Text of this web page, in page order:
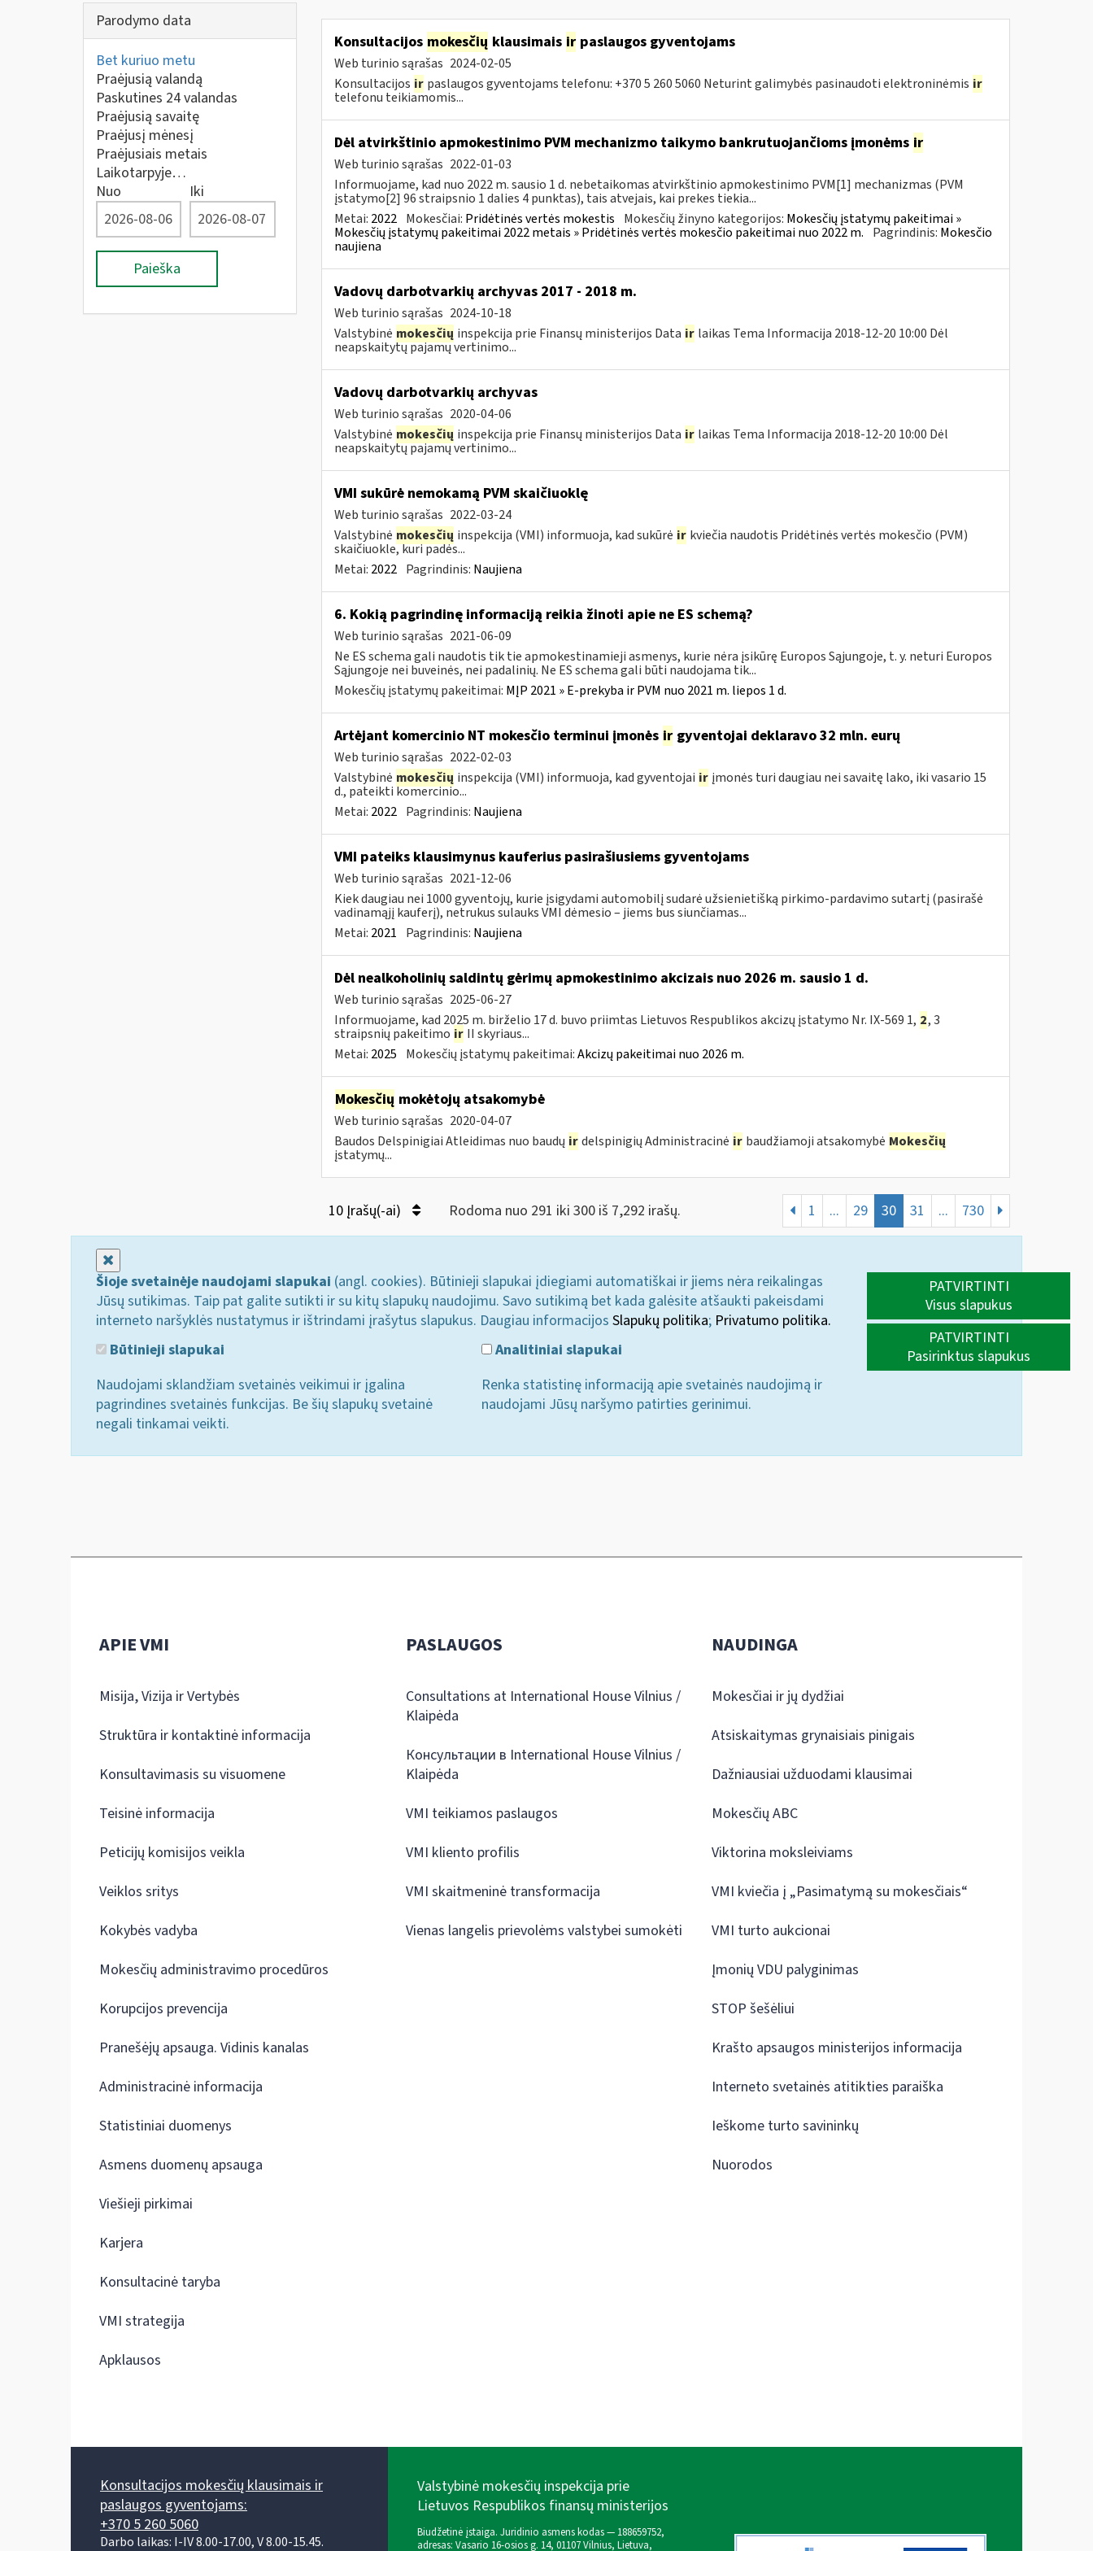
Parodymo data
Bet kuriuo metu
Praėjusią valandą
Paskutines 24 valandas
Praėjusią savaitę
Praėjusį mėnesį
Praėjusiais metais
Laikotarpyje…
Nuo
Iki
Paieška
Konsultacijos mokesčių klausimais irpaslaugos gyventojams
Web turinio sąrašas 2024-02-05
Konsultacijos ir paslaugos gyventojams telefonu: +370 5 260 5060 Neturint galimybės pasinaudoti elektroninėmis ir
telefonu teikiamomis...
Dėl atvirkštinio apmokestinimo PVM mechanizmo taikymo bankrutuojančioms įmonėms ir
Web turinio sąrašas 2022-01-03
Informuojame, kad nuo 2022 m. sausio 1 d. nebetaikomas atvirkštinio apmokestinimo PVM[1] mechanizmas (PVM
įstatymo[2] 96 straipsnio 1 dalies 4 punktas), tais atvejais, kai prekes tiekia...
Metai: 2022 Mokesčiai: Pridėtinės vertės mokestis Mokesčių žinyno kategorijos: Mokesčių įstatymų pakeitimai »
Mokesčių įstatymų pakeitimai 2022 metais » Pridėtinės vertės mokesčio pakeitimai nuo 2022 m. Pagrindinis: Mokesčio
naujiena
Vadovų darbotvarkių archyvas 2017 - 2018 m.
Web turinio sąrašas 2024-10-18
Valstybinė mokesčių inspekcija prie Finansų ministerijos Data ir laikas Tema Informacija 2018-12-20 10:00 Dėl
neapskaitytų pajamų vertinimo...
Vadovų darbotvarkių archyvas
Web turinio sąrašas 2020-04-06
Valstybinė mokesčių inspekcija prie Finansų ministerijos Data ir laikas Tema Informacija 2018-12-20 10:00 Dėl
neapskaitytų pajamų vertinimo...
VMI sukūrė nemokamą PVM skaičiuoklę
Web turinio sąrašas 2022-03-24
Valstybinė mokesčių inspekcija (VMI) informuoja, kad sukūrė ir kviečia naudotis Pridėtinės vertės mokesčio (PVM)
skaičiuokle, kuri padės...
Metai: 2022 Pagrindinis: Naujiena
6. Kokią pagrindinę informaciją reikia žinoti apie ne ES schemą?
Web turinio sąrašas 2021-06-09
Ne ES schema gali naudotis tik tie apmokestinamieji asmenys, kurie nėra įsikūrę Europos Sąjungoje, t. y. neturi Europos
Sąjungoje nei buveinės, nei padalinių. Ne ES schema gali būti naudojama tik...
Mokesčių įstatymų pakeitimai: MĮP 2021 » E-prekyba ir PVM nuo 2021 m. liepos 1 d.
Artėjant komercinio NT mokesčio terminui įmonės irgyventojai deklaravo 32 mln. eurų
Web turinio sąrašas 2022-02-03
Valstybinė mokesčių inspekcija (VMI) informuoja, kad gyventojai ir įmonės turi daugiau nei savaitę lako, iki vasario 15
d., pateikti komercinio...
Metai: 2022 Pagrindinis: Naujiena
VMI pateiks klausimynus kauferius pasirašiusiems gyventojams
Web turinio sąrašas 2021-12-06
Kiek daugiau nei 1000 gyventojų, kurie įsigydami automobilį sudarė užsienietišką pirkimo-pardavimo sutartį (pasirašė
vadinamąjį kauferį), netrukus sulauks VMI dėmesio – jiems bus siunčiamas...
Metai: 2021 Pagrindinis: Naujiena
Dėl nealkoholinių saldintų gėrimų apmokestinimo akcizais nuo 2026 m. sausio 1 d.
Web turinio sąrašas 2025-06-27
Informuojame, kad 2025 m. birželio 17 d. buvo priimtas Lietuvos Respublikos akcizų įstatymo Nr. IX-569 1, 2, 3
straipsnių pakeitimo ir II skyriaus...
Metai: 2025 Mokesčių įstatymų pakeitimai:Akcizų pakeitimai nuo 2026 m.
Mokesčių mokėtojų atsakomybė
Web turinio sąrašas 2020-04-07
Baudos Delspinigiai Atleidimas nuo baudų ir delspinigių Administracinė ir baudžiamoji atsakomybė Mokesčių
įstatymų...
10 Įrašų(-ai) Rodoma nuo 291 iki 300 iš 7,292 irašų. 1 ... 29 30 31 ... 730
Šioje svetainėje naudojami slapukai (angl. cookies). Būtinieji slapukai įdiegiami automatiškai ir jiems nėra reikalingas
Jūsų sutikimas. Taip pat galite sutikti ir su kitų slapukų naudojimu. Savo sutikimą bet kada galėsite atšaukti pakeisdami
interneto naršyklės nustatymus ir ištrindami įrašytus slapukus. Daugiau informacijos Slapukų politika; Privatumo politika.
Būtinieji slapukai
Naudojami sklandžiam svetainės veikimui ir įgalina
pagrindines svetainės funkcijas. Be šių slapukų svetainė
negali tinkamai veikti.
Analitiniai slapukai
Renka statistinę informaciją apie svetainės naudojimą ir
naudojami Jūsų naršymo patirties gerinimui.
PATVIRTINTI
Visus slapukus
PATVIRTINTI
Pasirinktus slapukus
APIE VMI
Misija, Vizija ir Vertybės
Struktūra ir kontaktinė informacija
Konsultavimasis su visuomene
Teisinė informacija
Peticijų komisijos veikla
Veiklos sritys
Kokybės vadyba
Mokesčių administravimo procedūros
Korupcijos prevencija
Pranešėjų apsauga. Vidinis kanalas
Administracinė informacija
Statistiniai duomenys
Asmens duomenų apsauga
Viešieji pirkimai
Karjera
Konsultacinė taryba
VMI strategija
Apklausos
PASLAUGOS
Consultations at International House Vilnius /
Klaipėda
Консультации в International House Vilnius /
Klaipėda
VMI teikiamos paslaugos
VMI kliento profilis
VMI skaitmeninė transformacija
Vienas langelis prievolėms valstybei sumokėti
NAUDINGA
Mokesčiai ir jų dydžiai
Atsiskaitymas grynaisiais pinigais
Dažniausiai užduodami klausimai
Mokesčių ABC
Viktorina moksleiviams
VMI kviečia į „Pasimatymą su mokesčiais“
VMI turto aukcionai
Įmonių VDU palyginimas
STOP šešėliui
Krašto apsaugos ministerijos informacija
Interneto svetainės atitikties paraiška
Ieškome turto savininkų
Nuorodos
Konsultacijos mokesčių klausimais ir
paslaugos gyventojams:
+370 5 260 5060
Darbo laikas: I-IV 8.00-17.00, V 8.00-15.45.
Valstybinė mokesčių inspekcija prie
Lietuvos Respublikos finansų ministerijos
Biudžetinė įstaiga. Juridinio asmens kodas — 188659752,
adresas: Vasario 16-osios g. 14, 01107 Vilnius, Lietuva,